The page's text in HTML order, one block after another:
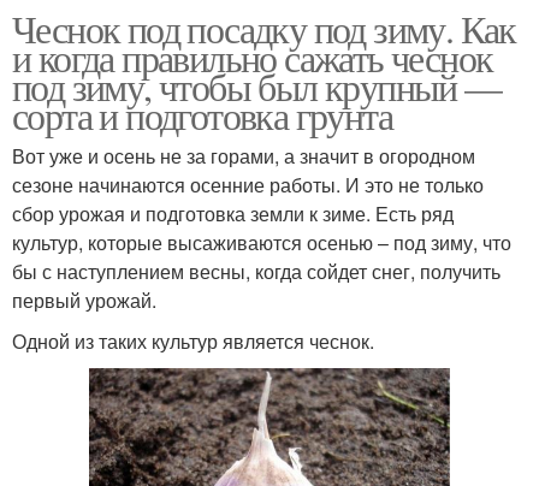
Чеснок под посадку под зиму. Как
и когда правильно сажать чеснок
под зиму, чтобы был крупный —
сорта и подготовка грунта
Вот уже и осень не за горами, а значит в огородном
сезоне начинаются осенние работы. И это не только
сбор урожая и подготовка земли к зиме. Есть ряд
культур, которые высаживаются осенью – под зиму, что
бы с наступлением весны, когда сойдет снег, получить
первый урожай.
Одной из таких культур является чеснок.